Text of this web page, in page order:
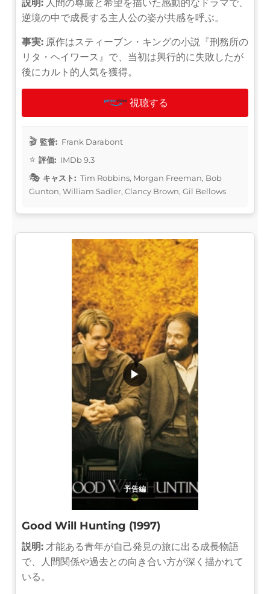
説明: 人間の尊厳と希望を描いた感動的なドラマで、
逆境の中で成長する主人公の姿が共感を呼ぶ。
事実: 原作はスティーブン・キングの小説『刑務所の
リタ・ヘイワース』で、当初は興行的に失敗したが
後にカルト的人気を獲得。
視聴する
監督: Frank Darabont
評価: IMDb 9.3
キャスト: Tim Robbins, Morgan Freeman, Bob
Gunton, William Sadler, Clancy Brown, Gil Bellows
予告編
▶
Good Will Hunting (1997)
説明: 才能ある青年が自己発見の旅に出る成長物語
で、人間関係や過去との向き合い方が深く描かれて
いる。